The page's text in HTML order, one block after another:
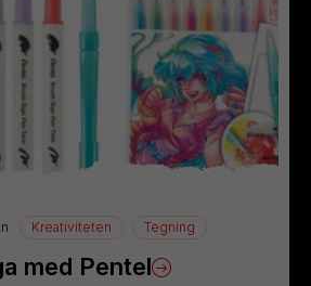
Kreativiteten Tegning
med Pentel